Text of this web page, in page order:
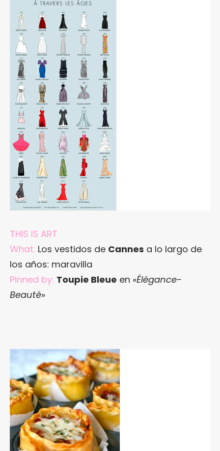
THIS IS ART
What: Los vestidos de Cannes a lo largo de
los años: maravilla
Pinned by: Toupie Bleue en «Élégance-
Beauté»